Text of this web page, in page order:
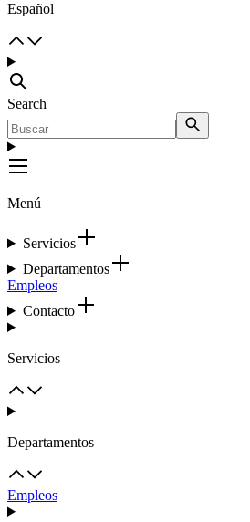
Español
Search
Menú
Servicios
Departamentos
Empleos
Contacto
Servicios
Departamentos
Empleos